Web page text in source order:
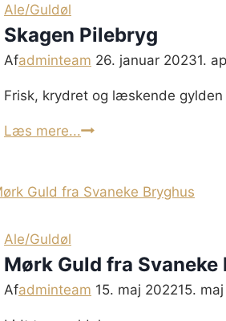
Ale/Guldøl
Skagen Pilebryg
Afadminteam 26. januar 20231.
Frisk, krydret og læskende
Læs mere...Skagen
Ale/Guldøl
Mørk Guld fra Svaneke
Afadminteam 15. maj 202215.